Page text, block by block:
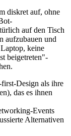
diskret auf, ohne
auf den Tisch
aufzubauen und
keine
beigetreten"-
Design als ihre
das es ihnen
Events
Alternativen